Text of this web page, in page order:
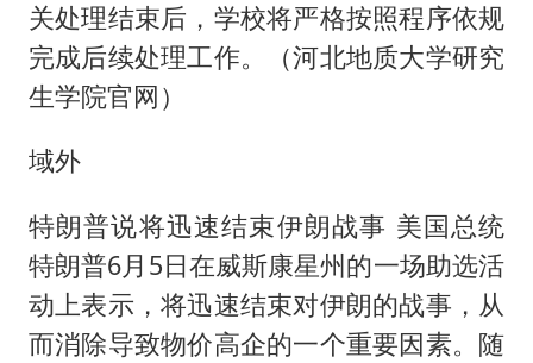
关处理结束后，学校将严格按照程序依规
完成后续处理工作。（河北地质大学研究
生学院官网）
域外
特朗普说将迅速结束伊朗战事 美国总统
特朗普6月5日在威斯康星州的一场助选活
动上表示，将迅速结束对伊朗的战事，从
而消除导致物价高企的一个重要因素。随